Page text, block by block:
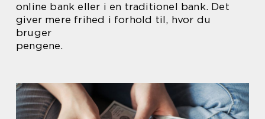
online bank eller i en traditionel bank. Det
giver mere frihed i forhold til, hvor du
bruger
pengene.